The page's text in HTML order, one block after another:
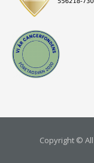
Copyright ©